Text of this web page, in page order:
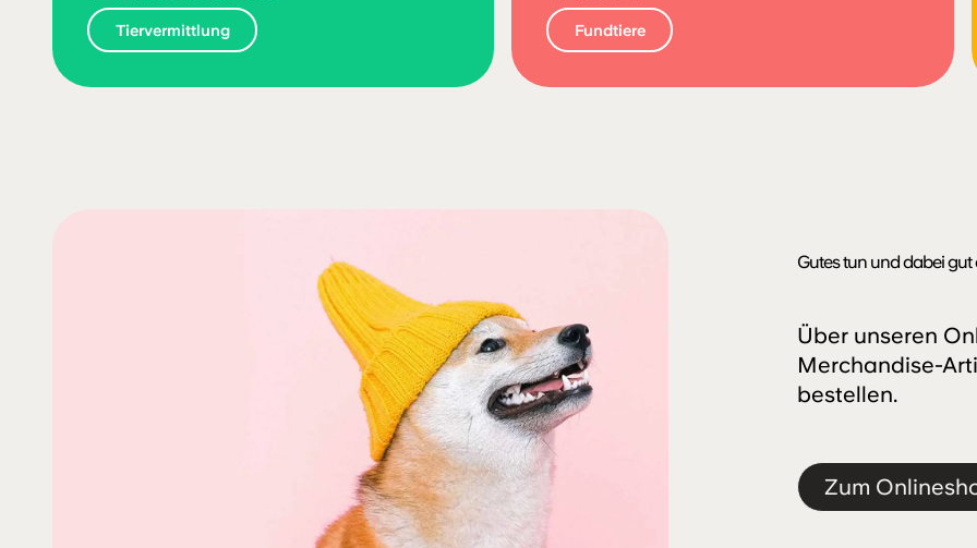
Tier­vermittlung Fundtiere
Gutes tun und dabei
Über unseren
Merchandise-
bestellen.
Zum